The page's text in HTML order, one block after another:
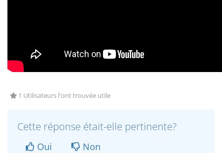
1 Utilisateurs l'ont trouvée utile
Cette réponse était-elle pertinente?
Oui Non